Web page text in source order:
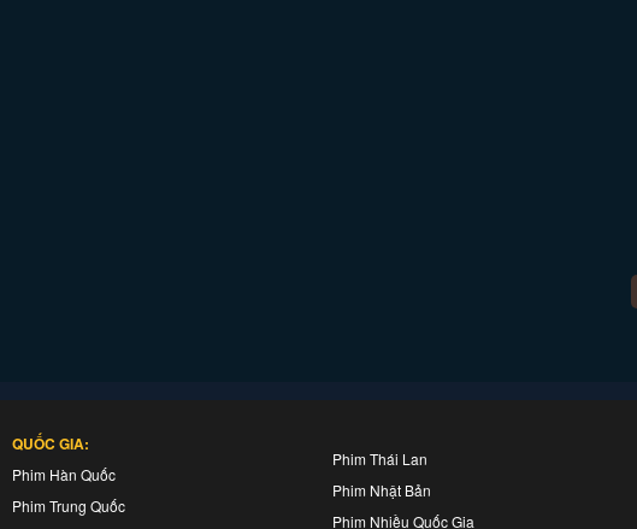
QUỐC GIA:
Phim Hàn Quốc
Phim Trung Quốc
Phim Thái Lan
Phim Nhật Bản
Phim Nhiều Quốc Gia